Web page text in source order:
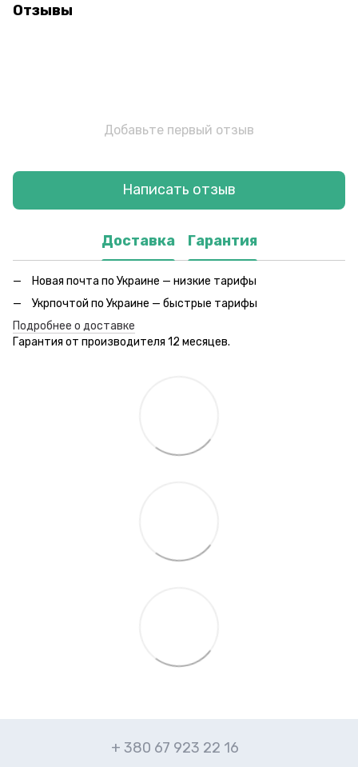
Отзывы
Добавьте первый отзыв
Написать отзыв
Доставка Гарантия
Новая почта по Украине — низкие тарифы
Укрпочтой по Украине — быстрые тарифы
Подробнее о доставке
Гарантия от производителя 12 месяцев.
+ 380 67 923 22 16